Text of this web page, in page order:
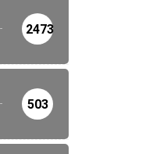
2473
503